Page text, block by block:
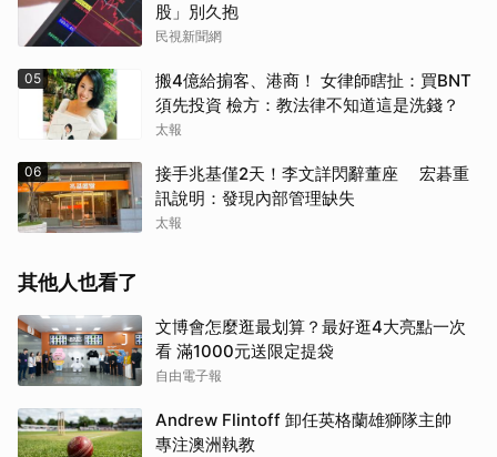
股」別久抱
民視新聞網
05
搬4億給掮客、港商！ 女律師瞎扯：買BNT
須先投資 檢方：教法律不知道這是洗錢？
太報
06
接手兆基僅2天！李文詳閃辭董座 宏碁重
訊說明：發現內部管理缺失
太報
其他人也看了
文博會怎麼逛最划算？最好逛4大亮點一次
看 滿1000元送限定提袋
自由電子報
Andrew Flintoff 卸任英格蘭雄獅隊主帥
專注澳洲執教